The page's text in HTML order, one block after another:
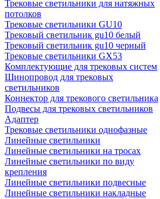
Трековые светильники для натяжных
потолков
Трековые светильники GU10
Трековый светильник gu10 белый
Трековый светильник gu10 черный
Трековые светильники GX53
Комплектующие для трековых систем
Шинопровод для трековых
светильников
Коннектор для трекового светильника
Подвесы для трековых светильников
Адаптер
Трековые светильники однофазные
Линейные светильники
Линейные светильники на тросах
Линейные светильники по виду
крепления
Линейные светильники подвесные
Линейные светильники накладные